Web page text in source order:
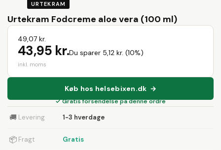
URTEKRAM
Urtekram Fodcreme aloe vera (100 ml)
49,07 kr.
43,95 kr.Du sparer 5,12 kr. (10%)
inkl. moms
Køb hos helsebixen.dk →
✓ Gratis forsendelse på denne ordre
🚚 Levering 1-3 hverdage
📦 Fragt Gratis